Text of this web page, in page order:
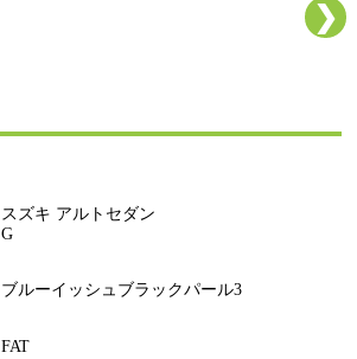
❯
スズキ アルトセダン
G
ブルーイッシュブラックパール3
FAT